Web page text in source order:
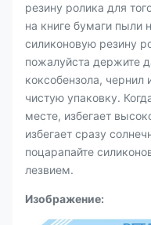
резину ролика для
на книге бумаги пыли
силиконовую резину
пожалуйста держите
коксобензола, чернил
чистую упаковку.
месте, избегает
избегает сразу
поцарапайте
лезвием.
Изображение: